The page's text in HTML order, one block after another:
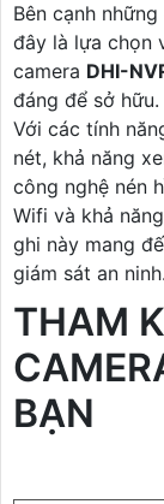
Bên cạnh
đây là lựa chọn
camera DHI-
đáng để sở hữu.
Với các tính
nét, khả năng
công nghệ nén
Wifi và khả
ghi này mang
giám sát an ninh.
THAM
BẠN